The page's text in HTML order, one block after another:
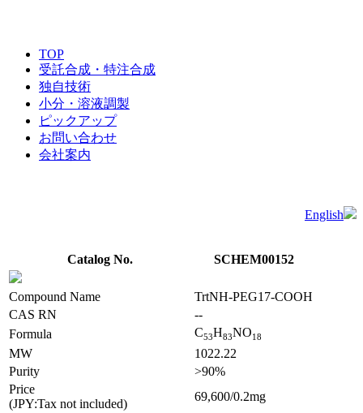
TOP
受託合成・特注合成
独自技術
小分・溶液調製
ピックアップ
お問い合わせ
会社案内
English
Catalog No. SCHEM00152
Compound Name
TrtNH-PEG17-COOH
CAS RN
--
Formula
C53H83NO18
MW
1022.22
Purity
>90%
Price
(JPY:Tax not included)
69,600/0.2mg